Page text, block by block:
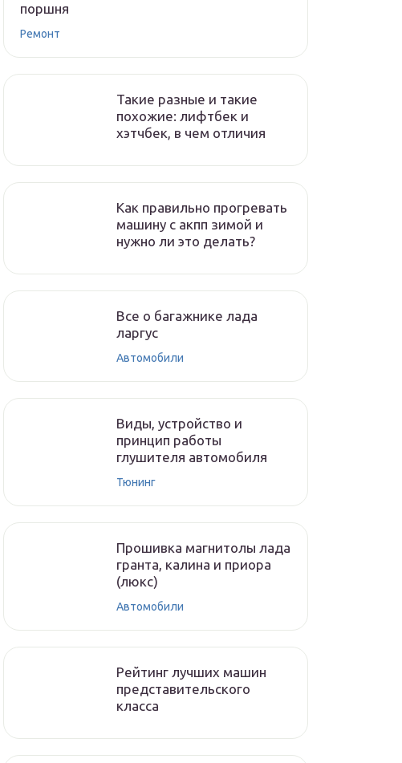
поршня
Ремонт
Такие разные и такие
похожие: лифтбек и
хэтчбек, в чем отличия
Как правильно прогревать
машину с акпп зимой и
нужно ли это делать?
Все о багажнике лада
ларгус
Автомобили
Виды, устройство и
принцип работы
глушителя автомобиля
Тюнинг
Прошивка магнитолы лада
гранта, калина и приора
(люкс)
Автомобили
Рейтинг лучших машин
представительского
класса